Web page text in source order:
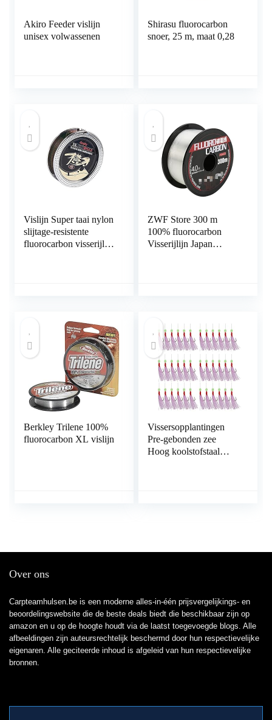
Akiro Feeder vislijn
unisex volwassenen
Shirasu fluorocarbon
snoer, 25 m, maat 0,28
Vislijn Super taai nylon
slijtage-resistente
fluorocarbon visserijlijn
ZWF Store 300 m
100% fluorocarbon
Visserijlijn Japan
Line Number : 5.0-
0.370mm-21.24LB)
Berkley Trilene 100%
fluorocarbon XL vislijn
Vissersopplantingen
Pre-gebonden zee
Hoog koolstofstaal
Over ons
Carpteamhulsen.be is een moderne alles-in-één prijsvergelijkings- en
beoordelingswebsite die de beste deals biedt die beschikbaar zijn op
amazon en u op de hoogte houdt via de laatst toegevoegde blogs. Alle
afbeeldingen zijn auteursrechtelijk beschermd door hun respectievelijke
eigenaren. Alle geciteerde inhoud is afgeleid van hun respectievelijke
bronnen.